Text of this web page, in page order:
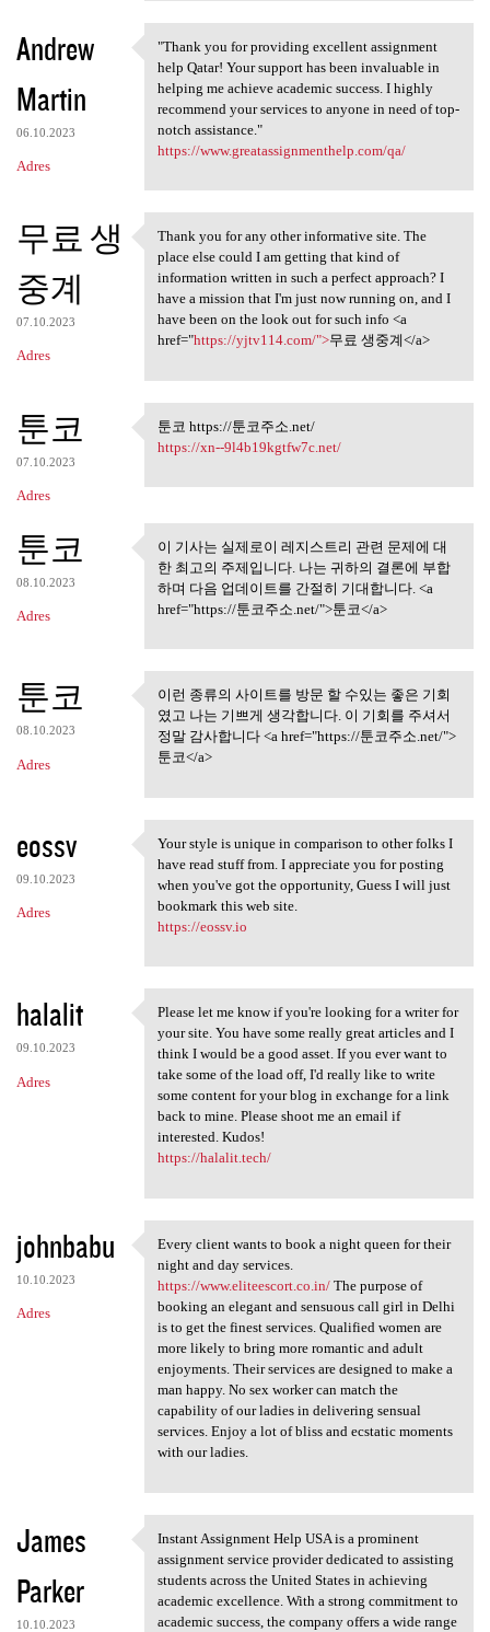
Andrew
Martin
06.10.2023
Adres
"Thank you for providing
"Thank you for providing excellent assignment
help Qatar! Your support has been invaluable in
helping me achieve academic success. I highly
recommend your services to anyone in need of top-
notch assistance."
https://www.greatassignmenthelp.com/qa/
무료 생
중계
07.10.2023
Adres
Thank you for any other
Thank you for any other informative site. The
place else could I am getting that kind of
information written in such a perfect approach? I
have a mission that I'm just now running on, and I
have been on the look out for such info <a
href="https://yjtv114.com/">무료 생중계</a>
툰코
07.10.2023
Adres
툰코 https://툰코주소.net/
툰코 https://툰코주소.net/
https://xn--9l4b19kgtfw7c.net/
툰코
08.10.2023
Adres
이 기사는 실제로이 레지스트리
관련 문제에 대한
이 기사는 실제로이 레지스트리 관련 문제에 대
한 최고의 주제입니다. 나는 귀하의 결론에 부합
하며 다음 업데이트를 간절히 기대합니다. <a
href="https://툰코주소.net/">툰코</a>
툰코
08.10.2023
Adres
이런 종류의 사이트를 방문 할 수
있는 좋은 기회 였고
이런 종류의 사이트를 방문 할 수있는 좋은 기회
였고 나는 기쁘게 생각합니다. 이 기회를 주셔서
정말 감사합니다 <a href="https://툰코주소.net/">
툰코</a>
eossv
09.10.2023
Adres
Your style is unique in
Your style is unique in comparison to other folks I
have read stuff from. I appreciate you for posting
when you've got the opportunity, Guess I will just
bookmark this web site.
https://eossv.io
halalit
09.10.2023
Adres
Please let me know if you're
Please let me know if you're looking for a writer for
your site. You have some really great articles and I
think I would be a good asset. If you ever want to
take some of the load off, I'd really like to write
some content for your blog in exchange for a link
back to mine. Please shoot me an email if
interested. Kudos!
https://halalit.tech/
johnbabu
10.10.2023
Adres
Every client wants to book a
Every client wants to book a night queen for their
night and day services.
https://www.eliteescort.co.in/The purpose of
booking an elegant and sensuous call girl in Delhi
is to get the finest services. Qualified women are
more likely to bring more romantic and adult
enjoyments. Their services are designed to make a
man happy. No sex worker can match the
capability of our ladies in delivering sensual
services. Enjoy a lot of bliss and ecstatic moments
with our ladies.
James
Parker
10.10.2023
Instant Assignment Help USA
Instant Assignment Help USA is a prominent
assignment service provider dedicated to assisting
students across the United States in achieving
academic excellence. With a strong commitment to
academic success, the company offers a wide range